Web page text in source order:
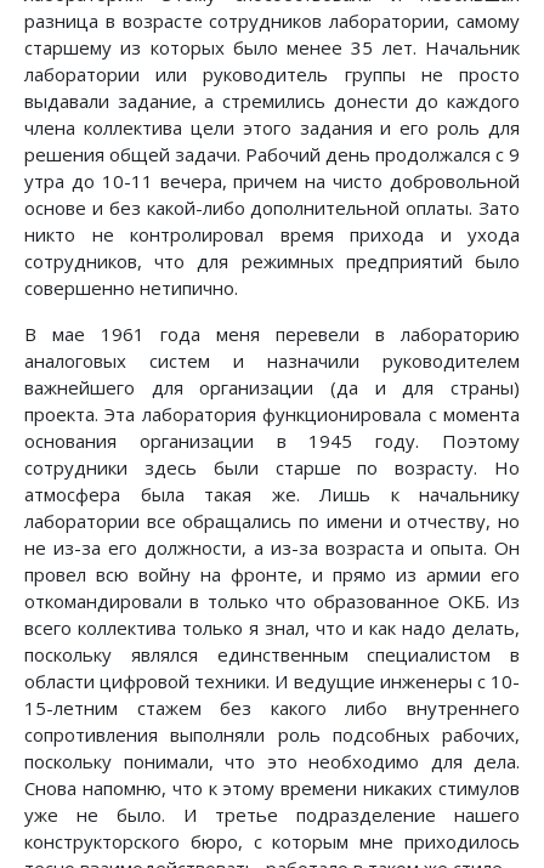
разница в возрасте сотрудников лаборатории, самому
старшему из которых было менее 35 лет. Начальник
лаборатории или руководитель группы не просто
выдавали задание, а стремились донести до каждого
члена коллектива цели этого задания и его роль для
решения общей задачи. Рабочий день продолжался с 9
утра до 10-11 вечера, причем на чисто добровольной
основе и без какой-либо дополнительной оплаты. Зато
никто не контролировал время прихода и ухода
сотрудников, что для режимных предприятий было
совершенно нетипично.
В мае 1961 года меня перевели в лабораторию
аналоговых систем и назначили руководителем
важнейшего для организации (да и для страны)
проекта. Эта лаборатория функционировала с момента
основания организации в 1945 году. Поэтому
сотрудники здесь были старше по возрасту. Но
атмосфера была такая же. Лишь к начальнику
лаборатории все обращались по имени и отчеству, но
не из-за его должности, а из-за возраста и опыта. Он
провел всю войну на фронте, и прямо из армии его
откомандировали в только что образованное ОКБ. Из
всего коллектива только я знал, что и как надо делать,
поскольку являлся единственным специалистом в
области цифровой техники. И ведущие инженеры с 10-
15-летним стажем без какого либо внутреннего
сопротивления выполняли роль подсобных рабочих,
поскольку понимали, что это необходимо для дела.
Снова напомню, что к этому времени никаких стимулов
уже не было. И третье подразделение нашего
конструкторского бюро, с которым мне приходилось